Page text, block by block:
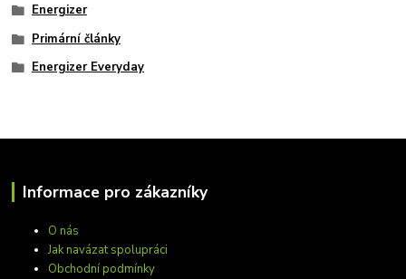
Energizer
Primární články
Energizer Everyday
Informace pro zákazníky
O nás
Jak navázat spolupráci
Obchodní podmínky